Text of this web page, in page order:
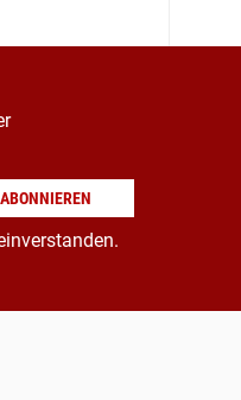
ABONNIEREN